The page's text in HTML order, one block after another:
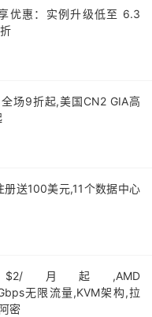
优惠：实例升级低至 6.3
场9折起,美国CN2 GIA高
册送100美元,11个数据中心
$2/月起,AMD
无限流量,KVM架构,拉
密